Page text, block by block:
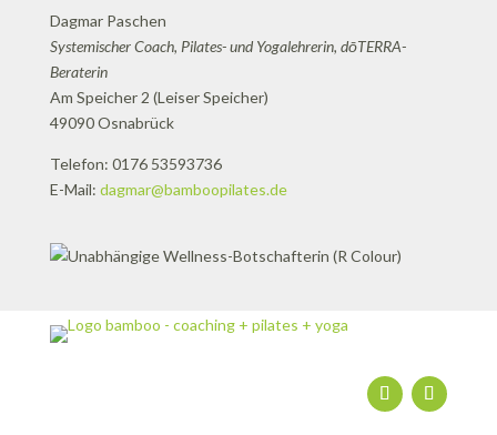
Dagmar Paschen
Systemischer Coach, Pilates- und Yogalehrerin, dōTERRA-
Beraterin
Am Speicher 2 (Leiser Speicher)
49090 Osnabrück
Telefon: 0176 53593736
E-Mail: dagmar@bamboopilates.de